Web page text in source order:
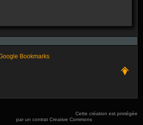
Cette création est protégée
par un contrat Creative Commons